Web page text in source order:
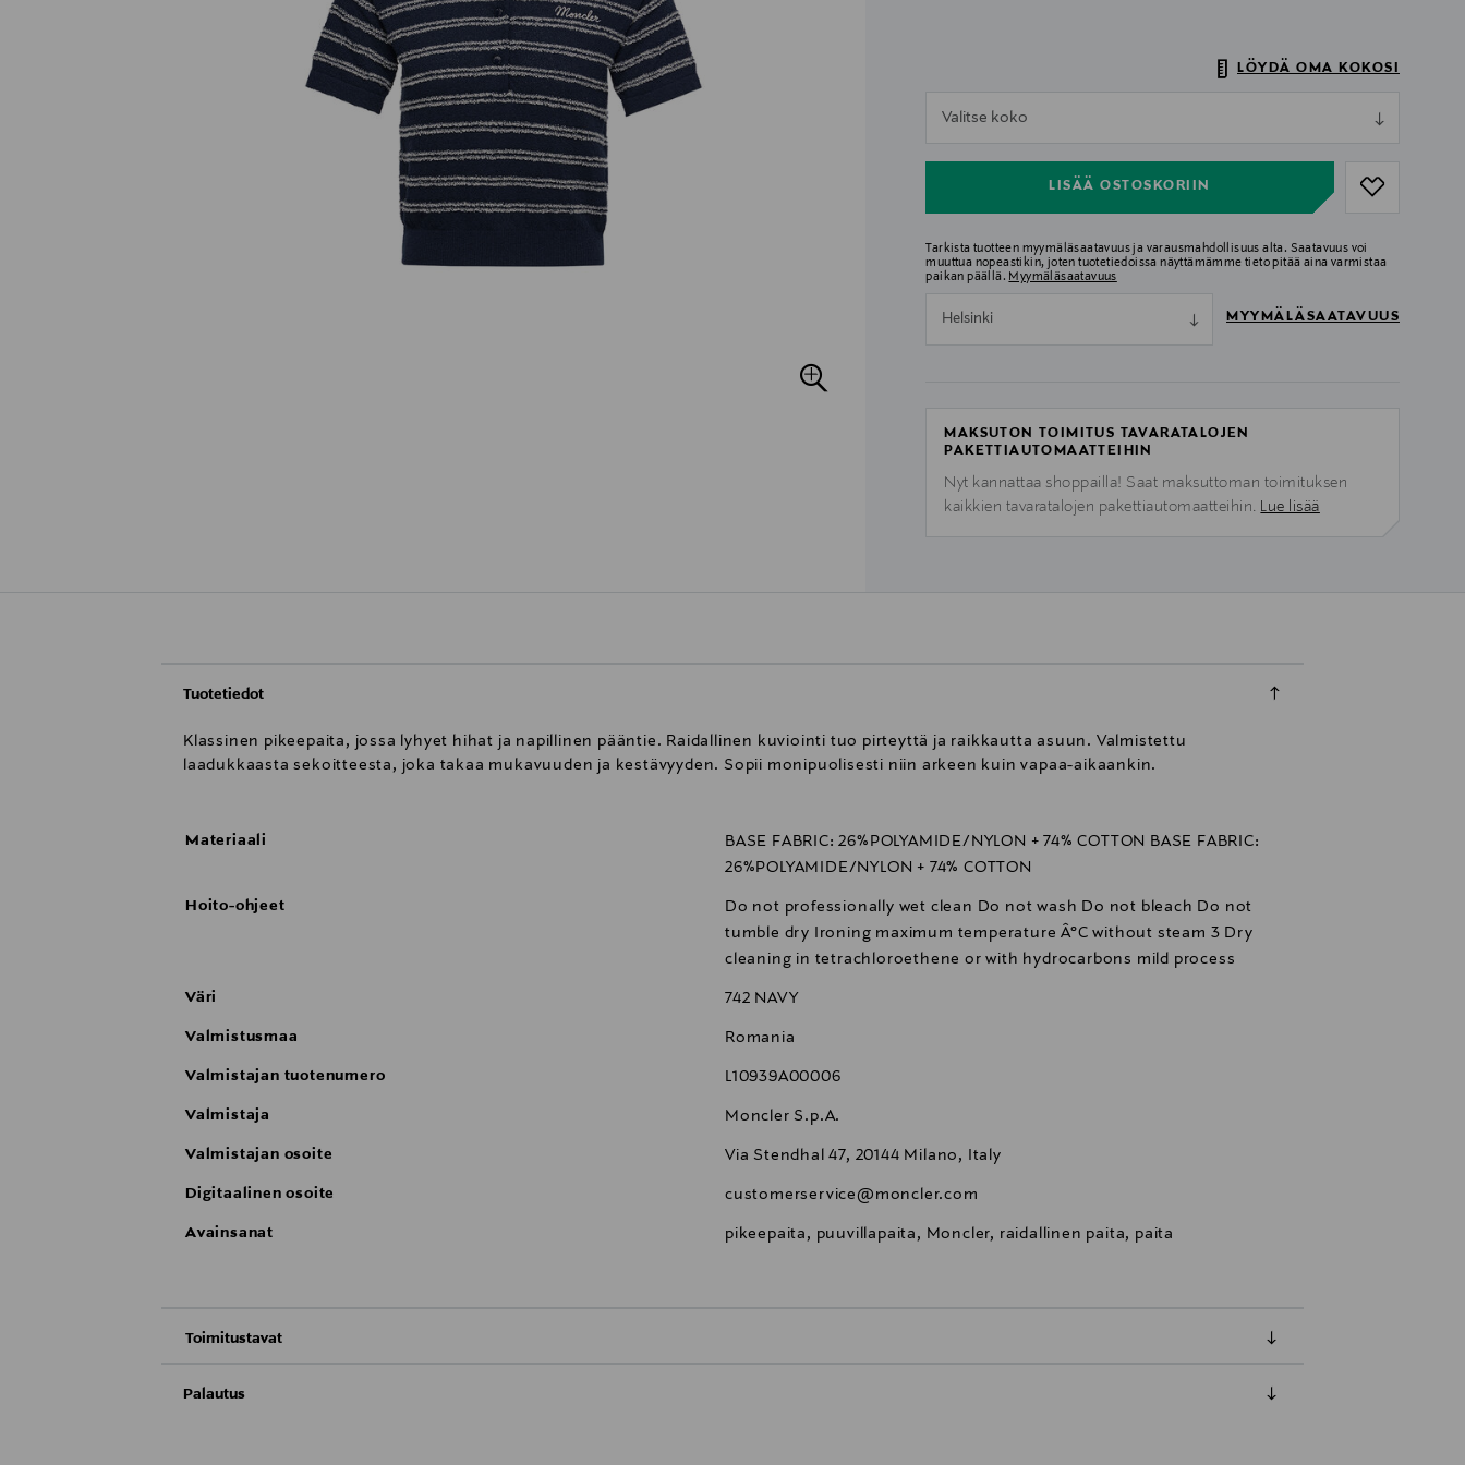
LÖYDÄ OMA KOKOSI
Valitse koko
LISÄÄ OSTOSKORIIN
Tarkista tuotteen myymäläsaatavuus ja varausmahdollisuus alta. Saatavuus voi
muuttua nopeastikin, joten tuotetiedoissa näyttämämme tieto pitää aina varmistaa
paikan päällä. Myymäläsaatavuus
Helsinki MYYMÄLÄSAATAVUUS
MAKSUTON TOIMITUS TAVARATALOJEN
PAKETTIAUTOMAATTEIHIN
Nyt kannattaa shoppailla! Saat maksuttoman toimituksen
kaikkien tavaratalojen pakettiautomaatteihin. Lue lisää
Tuotetiedot
Klassinen pikeepaita, jossa lyhyet hihat ja napillinen pääntie. Raidallinen kuviointi tuo pirteyttä ja raikkautta asuun. Valmistettu
laadukkaasta sekoitteesta, joka takaa mukavuuden ja kestävyyden. Sopii monipuolisesti niin arkeen kuin vapaa-aikaankin.
Materiaali
BASE FABRIC: 26%POLYAMIDE/NYLON + 74% COTTON BASE FABRIC:
26%POLYAMIDE/NYLON + 74% COTTON
Hoito-ohjeet
Do not professionally wet clean Do not wash Do not bleach Do not
tumble dry Ironing maximum temperature Â°C without steam 3 Dry
cleaning in tetrachloroethene or with hydrocarbons mild process
Väri 742 NAVY
Valmistusmaa Romania
Valmistajan tuotenumero L10939A00006
Valmistaja Moncler S.p.A.
Valmistajan osoite Via Stendhal 47, 20144 Milano, Italy
Digitaalinen osoite customerservice@moncler.com
Avainsanat pikeepaita, puuvillapaita, Moncler, raidallinen paita, paita
Toimitustavat
Palautus